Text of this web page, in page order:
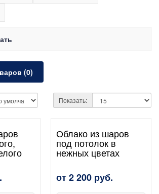
(0)
Показать:
Облако из шаров
под потолок в
нежных цветах
от 2 200 руб.